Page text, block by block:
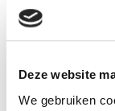
Deze website
We gebruiken
helium